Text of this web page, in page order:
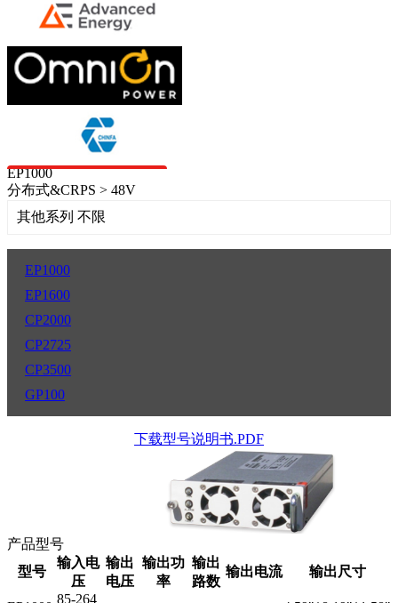
EP1000
分布式&CRPS > 48V
其他系列 不限
EP1000
EP1600
CP2000
CP2725
CP3500
GP100
下载型号说明书.PDF
产品型号
型号
输入电
压
输出
电压
输出功
率
输出
路数
输出电流 输出尺寸
85-264